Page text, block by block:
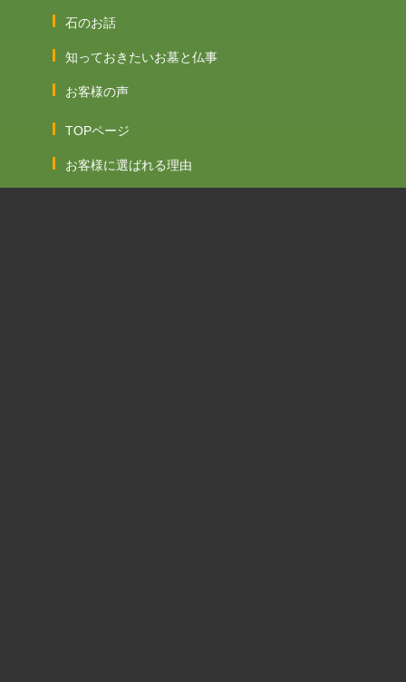
TOPページ
お客様に選ばれる理由
石のお話
知っておきたいお墓と仏事
お客様の声